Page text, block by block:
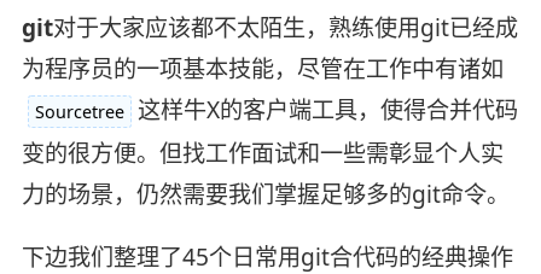
git对于大家应该都不太陌生，熟练使用git已经成
为程序员的一项基本技能，尽管在工作中有诸如
Sourcetree
这样牛X的客户端工具，使得合并代码
变的很方便。但找工作面试和一些需彰显个人实
力的场景，仍然需要我们掌握足够多的git命令。
下边我们整理了45个日常用git合代码的经典操作